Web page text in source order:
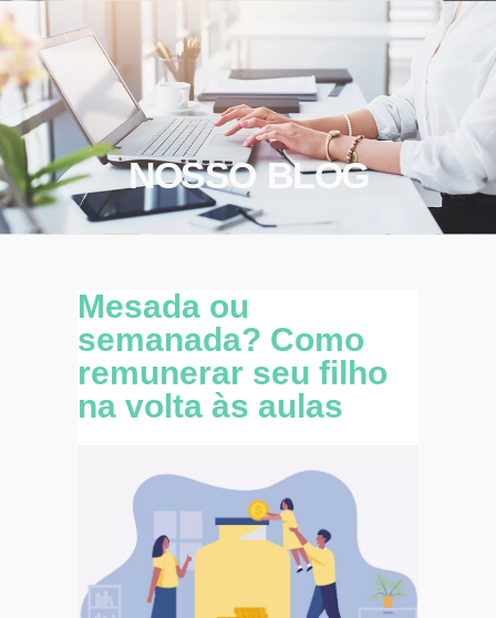
NOSSO BLOG
Mesada ou
semanada? Como
remunerar seu filho
na volta às aulas